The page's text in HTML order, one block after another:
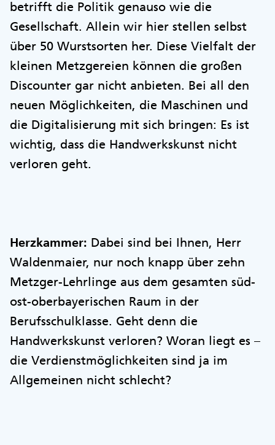
betrifft die Politik genauso wie die
Gesellschaft. Allein wir hier stellen selbst
über 50 Wurstsorten her. Diese Vielfalt der
kleinen Metzgereien können die großen
Discounter gar nicht anbieten. Bei all den
neuen Möglichkeiten, die Maschinen und
die Digitalisierung mit sich bringen: Es ist
wichtig, dass die Handwerkskunst nicht
verloren geht.
Herzkammer: Dabei sind bei Ihnen, Herr
Waldenmaier, nur noch knapp über zehn
Metzger-Lehrlinge aus dem gesamten süd-
ost-oberbayerischen Raum in der
Berufsschulklasse. Geht denn die
Handwerkskunst verloren? Woran liegt es –
die Verdienstmöglichkeiten sind ja im
Allgemeinen nicht schlecht?